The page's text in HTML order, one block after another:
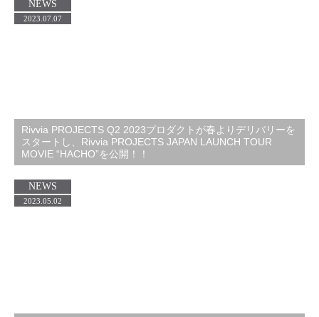
Rivvia PROJECTS Q2 2023プロダクトが春よりデリバリーを
スタートし、Rivvia PROJECTS JAPAN LAUNCH TOUR
MOVIE “HACHO”を公開！！
NEWS
2023.07.07
NEWS
2023.05.02